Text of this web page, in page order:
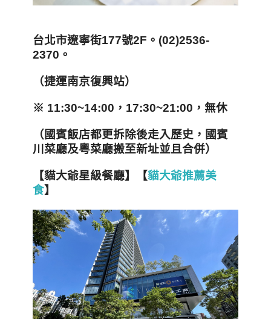
台北市遼寧街177號2F。(02)2536-
2370。
（捷運南京復興站）
※ 11:30~14:00，17:30~21:00，無休
（國賓飯店都更拆除後走入歷史，國賓
川菜廳及粵菜廳搬至新址並且合併）
【貓大爺星級餐廳】【貓大爺推薦美
食】